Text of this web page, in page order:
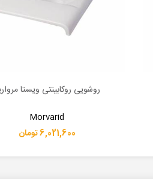
اطلاعات بیشتر
روشویی روکابینتی ویستا
Morvarid
6,021,600 تومان